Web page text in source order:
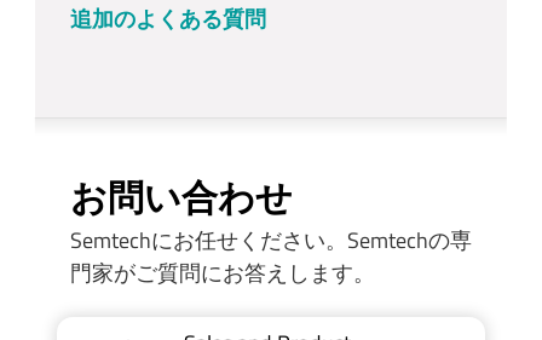
追加のよくある質問
お問い合わせ
Semtechにお任せください。Semtechの専
門家がご質問にお答えします。